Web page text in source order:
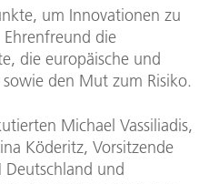
um Innovationen zu
die
die europäische und
den Mut zum Risiko.
Michael Vassiliadis,
Köderitz, Vorsitzende
und